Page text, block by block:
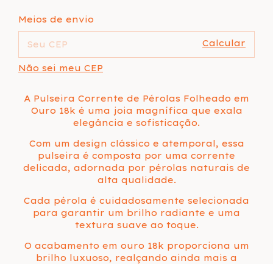
Entregas para o CEP:
Meios de envio
Calcular
Não sei meu CEP
A Pulseira Corrente de Pérolas Folheado em
Ouro 18k é uma joia magnífica que exala
elegância e sofisticação.
Com um design clássico e atemporal, essa
pulseira é composta por uma corrente
delicada, adornada por pérolas naturais de
alta qualidade.
Cada pérola é cuidadosamente selecionada
para garantir um brilho radiante e uma
textura suave ao toque.
O acabamento em ouro 18k proporciona um
brilho luxuoso, realçando ainda mais a